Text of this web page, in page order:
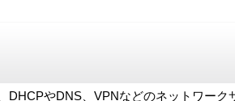
やDNS、VPNなどのネットワーク